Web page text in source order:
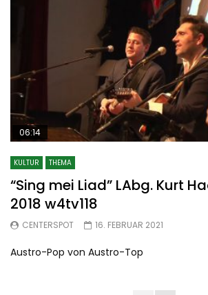
06:14
KULTUR THEMA
“Sing mei Liad” LAbg. Kurt
2018 w4tv118
CENTERSPOT 16. FEBRUAR 2021
Austro-Pop von Austro-Top